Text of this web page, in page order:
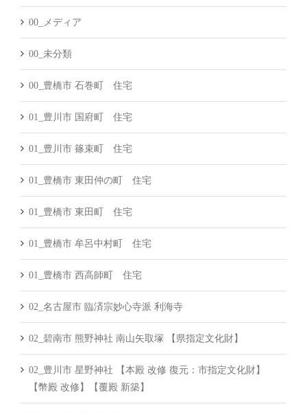
00_メディア
00_未分類
00_豊橋市 石巻町 住宅
01_豊川市 国府町 住宅
01_豊川市 篠束町 住宅
01_豊橋市 東田仲の町 住宅
01_豊橋市 東田町 住宅
01_豊橋市 牟呂中村町 住宅
01_豊橋市 西高師町 住宅
02_名古屋市 臨済宗妙心寺派 利海寺
02_碧南市 熊野神社 南山矢取塚 【県指定文化財】
02_豊川市 星野神社 【本殿 改修 復元：市指定文化財】
【幣殿 改修】【覆殿 新築】